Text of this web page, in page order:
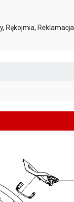
Rękojmia, Reklamacja